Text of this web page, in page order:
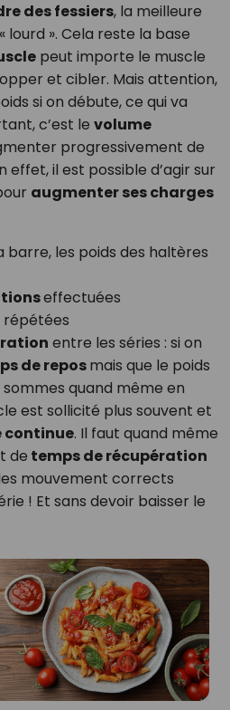
des fessiers, la meilleure
». Cela reste la base
peut importe le muscle
et cibler. Mais attention,
si on débute, ce qui va
c’est le volume
progressivement de
effet, il est possible d’agir sur
augmenter ses charges
barre, les poids des haltères
effectuées
répétées
entre les séries : si on
de reposmais que le poids
quand même en
est sollicité plus souvent et
continue. Il faut quand même
de temps de récupération
mouvement corrects
! Et sans devoir baisser le